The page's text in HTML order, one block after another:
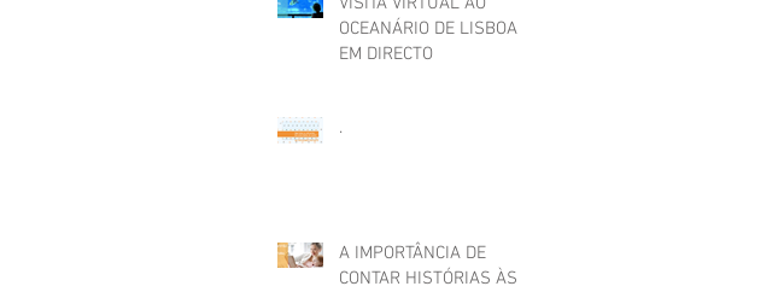
OCEANÁRIO DE LISBOA
EM DIRECTO
.
A IMPORTÂNCIA DE
CONTAR HISTÓRIAS ÀS